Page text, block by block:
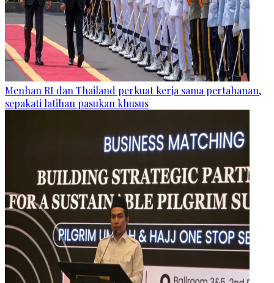
Menhan RI dan Thailand perkuat kerja sama pertahanan,
sepakati latihan pasukan khusus